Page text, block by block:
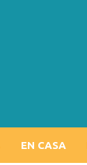
EN CASA